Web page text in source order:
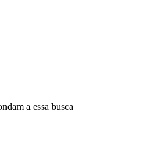
a essa busca